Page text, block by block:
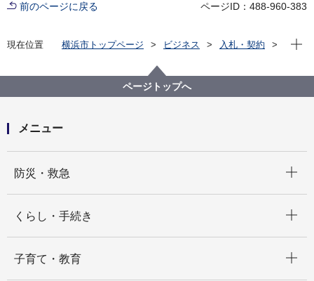
前のページに戻る ページID：488-960-383
現在位置 横浜市トップページ ビジネス
入札・契約
現在
ページトップへ
メニュー
防災・救急
くらし・手続き
子育て・教育